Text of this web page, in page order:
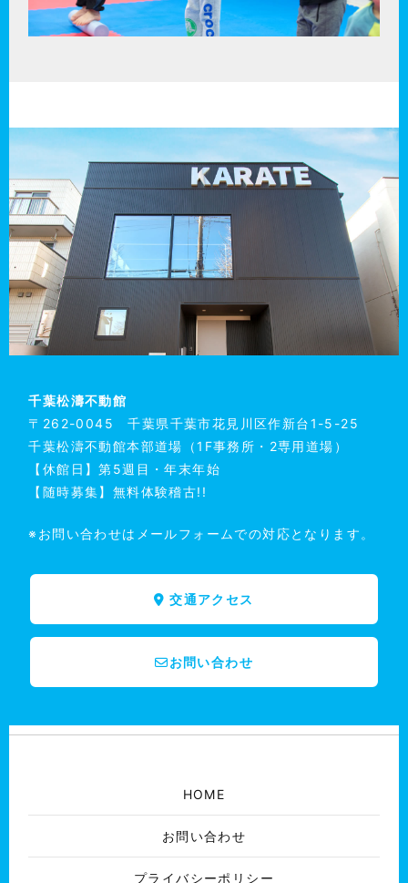
千葉松濤不動館
〒262-0045 千葉県千葉市花見川区作新台1-5-25
千葉松濤不動館本部道場（1F事務所・2専用道場）
【休館日】第5週目・年末年始
【随時募集】無料体験稽古!!
※お問い合わせはメールフォームでの対応となります。
交通アクセス
お問い合わせ
HOME
お問い合わせ
プライバシーポリシー